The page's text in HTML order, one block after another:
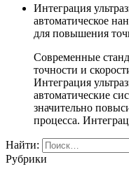
Интеграция
автоматическое
для повышения
Современные
точности и
Интеграция
автоматические
значительно
процесса.
Найти:
Рубрики